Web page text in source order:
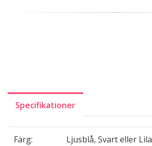
Specifikationer
Färg: Ljusblå, Svart eller Lila